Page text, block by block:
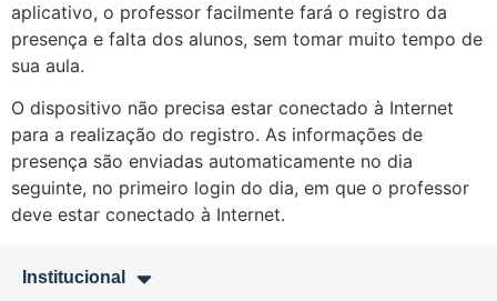
aplicativo, o professor facilmente fará o registro da
presença e falta dos alunos, sem tomar muito tempo de
sua aula.
O dispositivo não precisa estar conectado à Internet
para a realização do registro. As informações de
presença são enviadas automaticamente no dia
seguinte, no primeiro login do dia, em que o professor
deve estar conectado à Internet.
Institucional